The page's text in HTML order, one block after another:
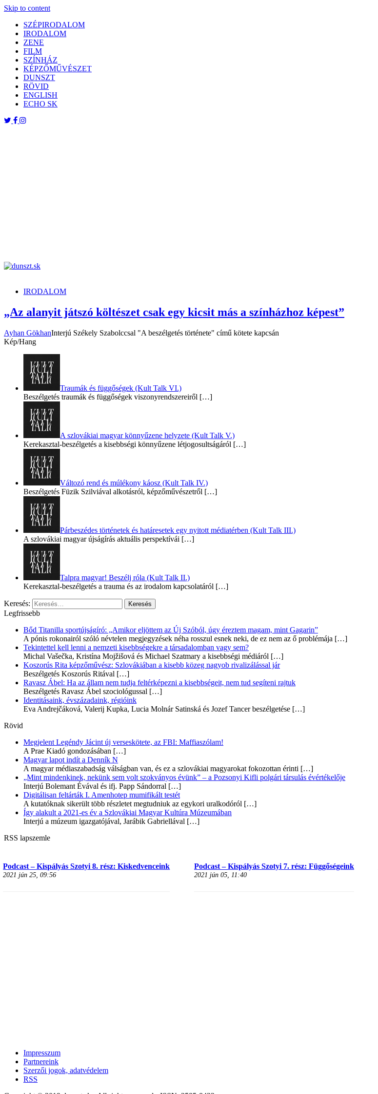
Skip to content
SZÉPIRODALOM
IRODALOM
ZENE
FILM
SZÍNHÁZ
KÉPZŐMŰVÉSZET
DUNSZT
RÖVID
ENGLISH
ECHO SK
IRODALOM
„Az alanyit játszó költészet csak egy kicsit más a színházhoz képest”
Ayhan GökhanInterjú Székely Szabolccsal "A beszélgetés története" című kötete kapcsán
Kép/Hang
Traumák és függőségek (Kult Talk VI.)
Beszélgetés traumák és függőségek viszonyrendszereiről […]
A szlovákiai magyar könnyűzene helyzete (Kult Talk V.)
Kerekasztal-beszélgetés a kisebbségi könnyűzene létjogosultságáról […]
Változó rend és múlékony káosz (Kult Talk IV.)
Beszélgetés Füzik Szilviával alkotásról, képzőművészetről […]
Párbeszédes történetek és határesetek egy nyitott médiatérben (Kult Talk III.)
A szlovákiai magyar újságírás aktuális perspektívái […]
Talpra magyar! Beszélj róla (Kult Talk II.)
Kerekasztal-beszélgetés a trauma és az irodalom kapcsolatáról […]
Keresés:
Legfrissebb
Bőd Titanilla sportújságíró: „Amikor eljöttem az Új Szóból, úgy éreztem magam, mint Gagarin”
A pónis rokonairól szóló névtelen megjegyzések néha rosszul esnek neki, de ez nem az ő problémája […]
Tekintettel kell lenni a nemzeti kisebbségekre a társadalomban vagy sem?
Michal Vašečka, Kristína Mojžišová és Michael Szatmary a kisebbségi médiáról […]
Koszorús Rita képzőművész: Szlovákiában a kisebb közeg nagyob rivalizálással jár
Beszélgetés Koszorús Ritával […]
Ravasz Ábel: Ha az állam nem tudja feltérképezni a kisebbségeit, nem tud segíteni rajtuk
Beszélgetés Ravasz Ábel szociológussal […]
Identitásaink, évszázadaink, régióink
Eva Andrejčáková, Valerij Kupka, Lucia Molnár Satinská és Jozef Tancer beszélgetése […]
Rövid
Megjelent Legéndy Jácint új verseskötete, az FBI: Maffiaszólam!
A Prae Kiadó gondozásában […]
Magyar lapot indít a Denník N
A magyar médiaszabadság válságban van, és ez a szlovákiai magyarokat fokozottan érinti […]
„Mint mindenkinek, nekünk sem volt szokványos évünk” – a Pozsonyi Kifli polgári társulás évértékelője
Interjú Bolemant Évával és ifj. Papp Sándorral […]
Digitálisan feltárták I. Amenhotep mumifikált testét
A kutatóknak sikerült több részletet megtudniuk az egykori uralkodóról […]
Így alakult a 2021-es év a Szlovákiai Magyar Kultúra Múzeumában
Interjú a múzeum igazgatójával, Jarábik Gabriellával […]
RSS lapszemle
Podcast – Kispályás Szotyi 8. rész: Kiskedvenceink
2021 jún 25, 09:56
Podcast – Kispályás Szotyi 7. rész: Függőségeink
2021 jún 05, 11:40
Impresszum
Partnereink
Szerzői jogok, adatvédelem
RSS